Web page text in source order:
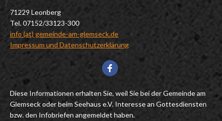
71229 Leonberg
Tel. 07152/33123-300
info (at) gemeinde-am-glemseck.de
Impressum und Datenschutzerklärung
Diese Informationen erhalten Sie, weil Sie bei der Gemeinde am
Glemseck oder beim Seehaus e.V. Interesse an Gottesdiensten
bzw. den Infobriefen angemeldet haben.